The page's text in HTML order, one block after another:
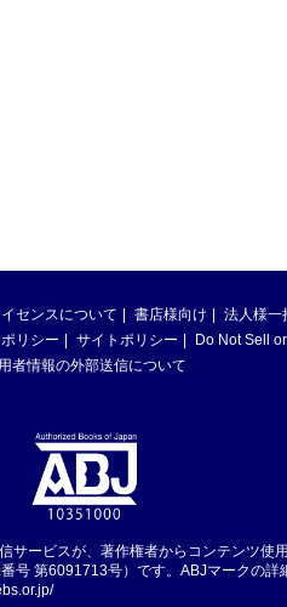
センスについて 書店様向け 法人様一
リシー サイトポリシー
Do Not Sell
者情報の外部送信について
サービスが、著作権者からコンテンツ使
号 第6091713号）です。ABJマークの詳